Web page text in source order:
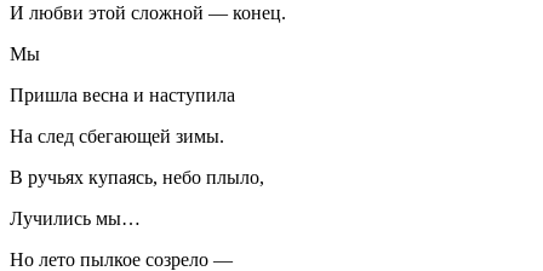
И любви этой сложной — конец.
Мы
Пришла весна и наступила
На след сбегающей зимы.
В ручьях купаясь, небо плыло,
Лучились мы…
Но лето пылкое созрело —